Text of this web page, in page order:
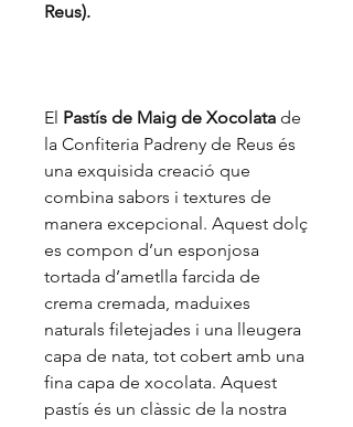
Reus).
El Pastís de Maig de Xocolata de
la Confiteria Padreny de Reus és
una exquisida creació que
combina sabors i textures de
manera excepcional. Aquest dolç
es compon d’un esponjosa
tortada d’ametlla farcida de
crema cremada, maduixes
naturals filetejades i una lleugera
capa de nata, tot cobert amb una
fina capa de xocolata. Aquest
pastís és un clàssic de la nostra